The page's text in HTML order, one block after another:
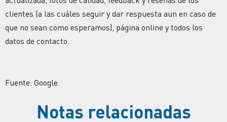
clientes (a las cuáles seguir y dar respuesta aun en caso de
que no sean como esperamos), página online y todos los
datos de contacto.
Fuente: Google.
Notas relacionadas